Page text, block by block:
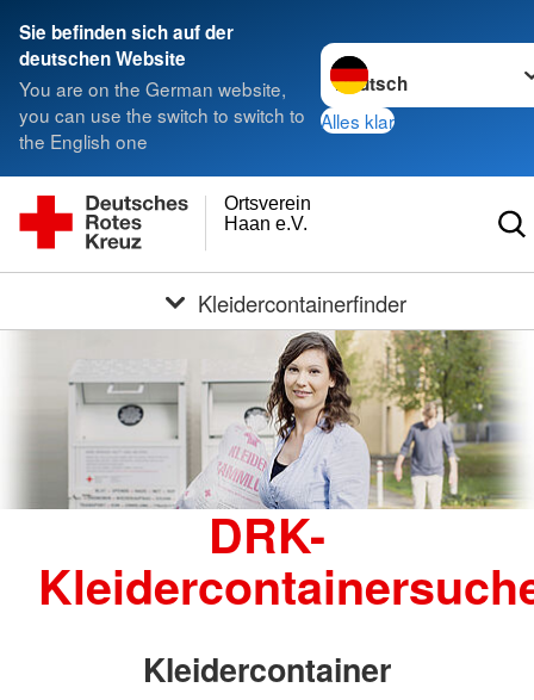
Sie befinden sich auf der
deutschen Website
You are on the German website,
you can use the switch to switch to
the English one
Sprache wechseln zu
Alles klar
Haan e.V.
Ortsverein
Kleidercontainerfinder
DRK-
Kleidercontainer